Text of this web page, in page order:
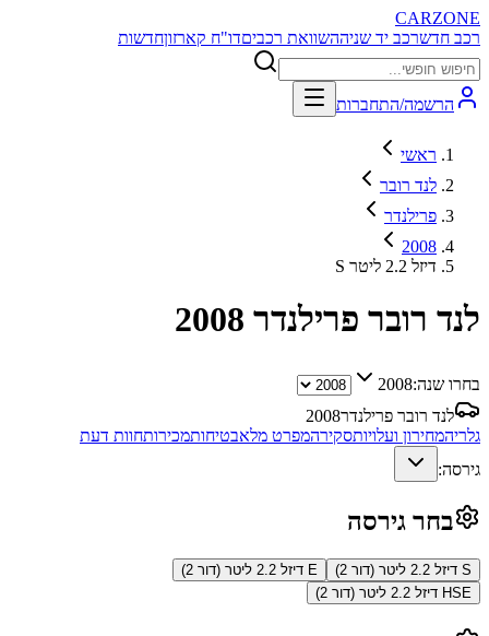
CARZONE
רכב חדשרכב יד שניההשוואת רכביםדו"ח קארזוןחדשות
הרשמה/התחברות
ראשי
לנד רובר
פרילנדר
2008
S דיזל 2.2 ליטר
לנד רובר פרילנדר 2008
בחרו שנה:2008
לנד רובר פרילנדר2008
גלריהמחירון ועלויותסקירהמפרט מלאבטיחותמכירותחוות דעת
גירסה:
בחר גירסה
S דיזל 2.2 ליטר (דור 2)
E דיזל 2.2 ליטר (דור 2)
HSE דיזל 2.2 ליטר (דור 2)